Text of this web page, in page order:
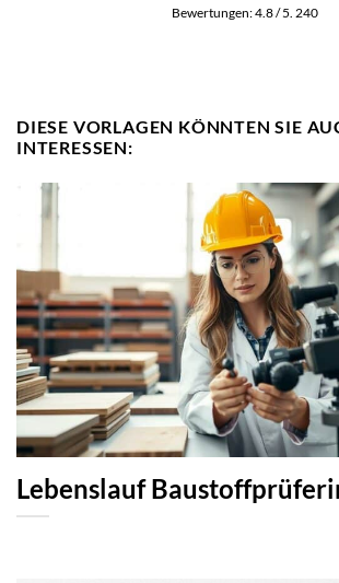
Bewertungen:4.8/ 5. 240
DIESE VORLAGEN KÖNNTEN SIE
INTERESSEN:
Lebenslauf